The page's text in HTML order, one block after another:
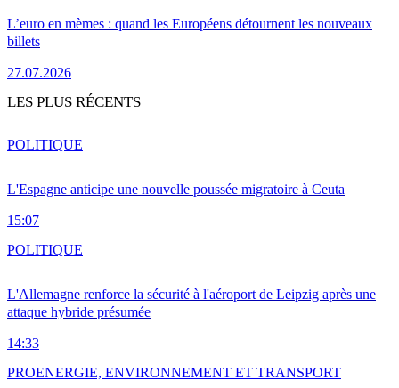
L’euro en mèmes : quand les Européens détournent les nouveaux
billets
27.07.2026
LES PLUS RÉCENTS
L'Espagne anticipe une nouvelle poussée migratoire à Ceuta
15:07
POLITIQUE
L'Allemagne renforce la sécurité à l'aéroport de Leipzig après une
attaque hybride présumée
14:33
POLITIQUE
PROENERGIE, ENVIRONNEMENT ET TRANSPORT